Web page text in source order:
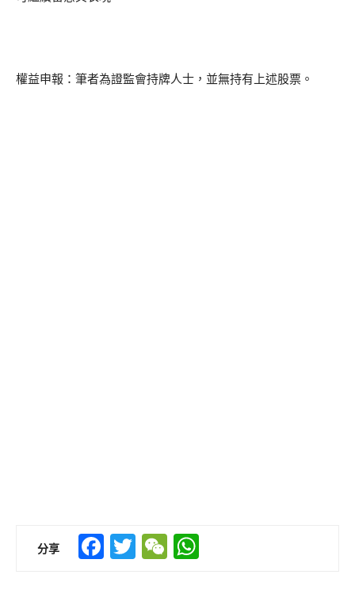
權益申報：筆者為證監會持牌人士，並無持有上述股票。
分享 Facebook
TwitterWeChat